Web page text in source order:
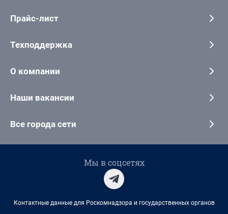
Прайс-лист
Техподдержка
О компании
Наши вакансии
Все города сети
Мы в соцсетях
Контактные данные для Роскомнадзора и государственных органов